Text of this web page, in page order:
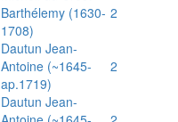
Barthélemy (1630-
1708)
2
Dautun Jean-
Antoine (~1645-
ap.1719)
2
Dautun Jean-